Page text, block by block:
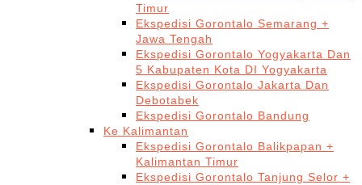
Timur
Ekspedisi Gorontalo Semarang +
Jawa Tengah
Ekspedisi Gorontalo Yogyakarta Dan
5 Kabupaten Kota DI Yogyakarta
Ekspedisi Gorontalo Jakarta Dan
Debotabek
Ekspedisi Gorontalo Bandung
Ke Kalimantan
Ekspedisi Gorontalo Balikpapan +
Kalimantan Timur
Ekspedisi Gorontalo Tanjung Selor +